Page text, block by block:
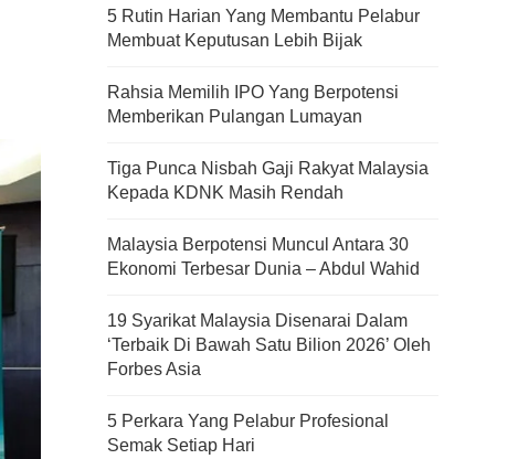
5 Rutin Harian Yang Membantu Pelabur
Membuat Keputusan Lebih Bijak
Rahsia Memilih IPO Yang Berpotensi
Memberikan Pulangan Lumayan
Tiga Punca Nisbah Gaji Rakyat Malaysia
Kepada KDNK Masih Rendah
Malaysia Berpotensi Muncul Antara 30
Ekonomi Terbesar Dunia – Abdul Wahid
19 Syarikat Malaysia Disenarai Dalam
‘Terbaik Di Bawah Satu Bilion 2026’ Oleh
Forbes Asia
5 Perkara Yang Pelabur Profesional
Semak Setiap Hari